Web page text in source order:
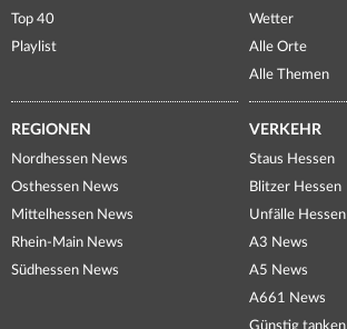
Top 40
Playlist
Wetter
Alle Orte
Alle Themen
REGIONEN
Nordhessen News
Osthessen News
Mittelhessen News
Rhein-Main News
Südhessen News
VERKEHR
Staus Hessen
Blitzer Hessen
Unfälle Hessen
A3 News
A5 News
A661 News
Günstig tanken